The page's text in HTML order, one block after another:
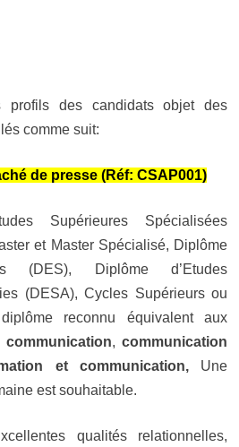
profils des candidats objet des
comme suit:
de presse (Réf: CSAP001)
Supérieures Spécialisées
et Master Spécialisé, Diplôme
(DES), Diplôme d’Etudes
(DESA), Cycles Supérieurs ou
reconnu équivalent aux
communication,communication
et communication, Une
est souhaitable.
qualités relationnelles,